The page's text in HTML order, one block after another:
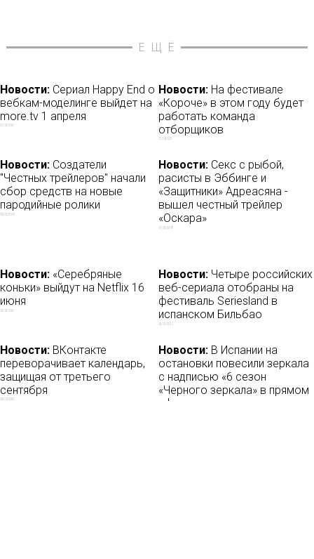
ЕЩЁ
Новости: Сериал Happy End о
вебкам-моделинге выйдет на
more.tv 1 апреля
01/03/2021
Новости: На фестивале
«Короче» в этом году будет
работать команда
отборщиков
27/04/2021
Новости: Создатели
"Честных трейлеров" начали
сбор средств на новые
пародийные ролики
06/02/2018
Новости: Секс с рыбой,
расисты в Эббинге и
«Защитники» Адреасяна -
вышел честный трейлер
«Оскара»
01/03/2018
Новости: «Серебряные
коньки» выйдут на Netflix 16
июня
03/05/2021
Новости: Четыре российских
веб-сериала отобраны на
фестиваль Seriesland в
испанском Бильбао
05/07/2019
Новости: ВКонтакте
переворачивает календарь,
защищая от третьего
сентября
03/09/2020
Новости: В Испании на
остановки повесили зеркала
с надписью «6 сезон
«Черного зеркала» в прямом
эфире повсюду»